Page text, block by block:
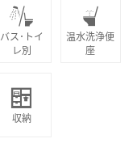
バス･トイ
レ別
温水洗浄便
座
収納